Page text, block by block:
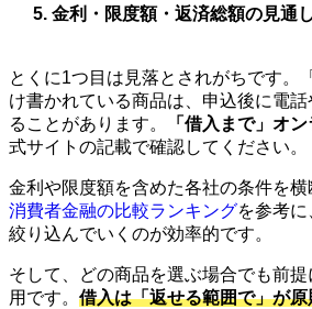
金利・限度額・返済総額の見通
とくに1つ目は見落とされがちです。
け書かれている商品は、申込後に電
ることがあります。
「借入まで」オ
式サイトの記載で確認してください。
金利や限度額を含めた各社の条件を横
消費者金融の比較ランキングを参考
絞り込んでいくのが効率的です。
そして、どの商品を選ぶ場合でも前
用です。 借入は「返せる範囲で」が原